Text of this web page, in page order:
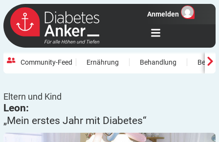
Anmelden
Community-Feed Ernährung Behandlung
Eltern und Kind
Leon:
„Mein erstes Jahr mit Diabetes“